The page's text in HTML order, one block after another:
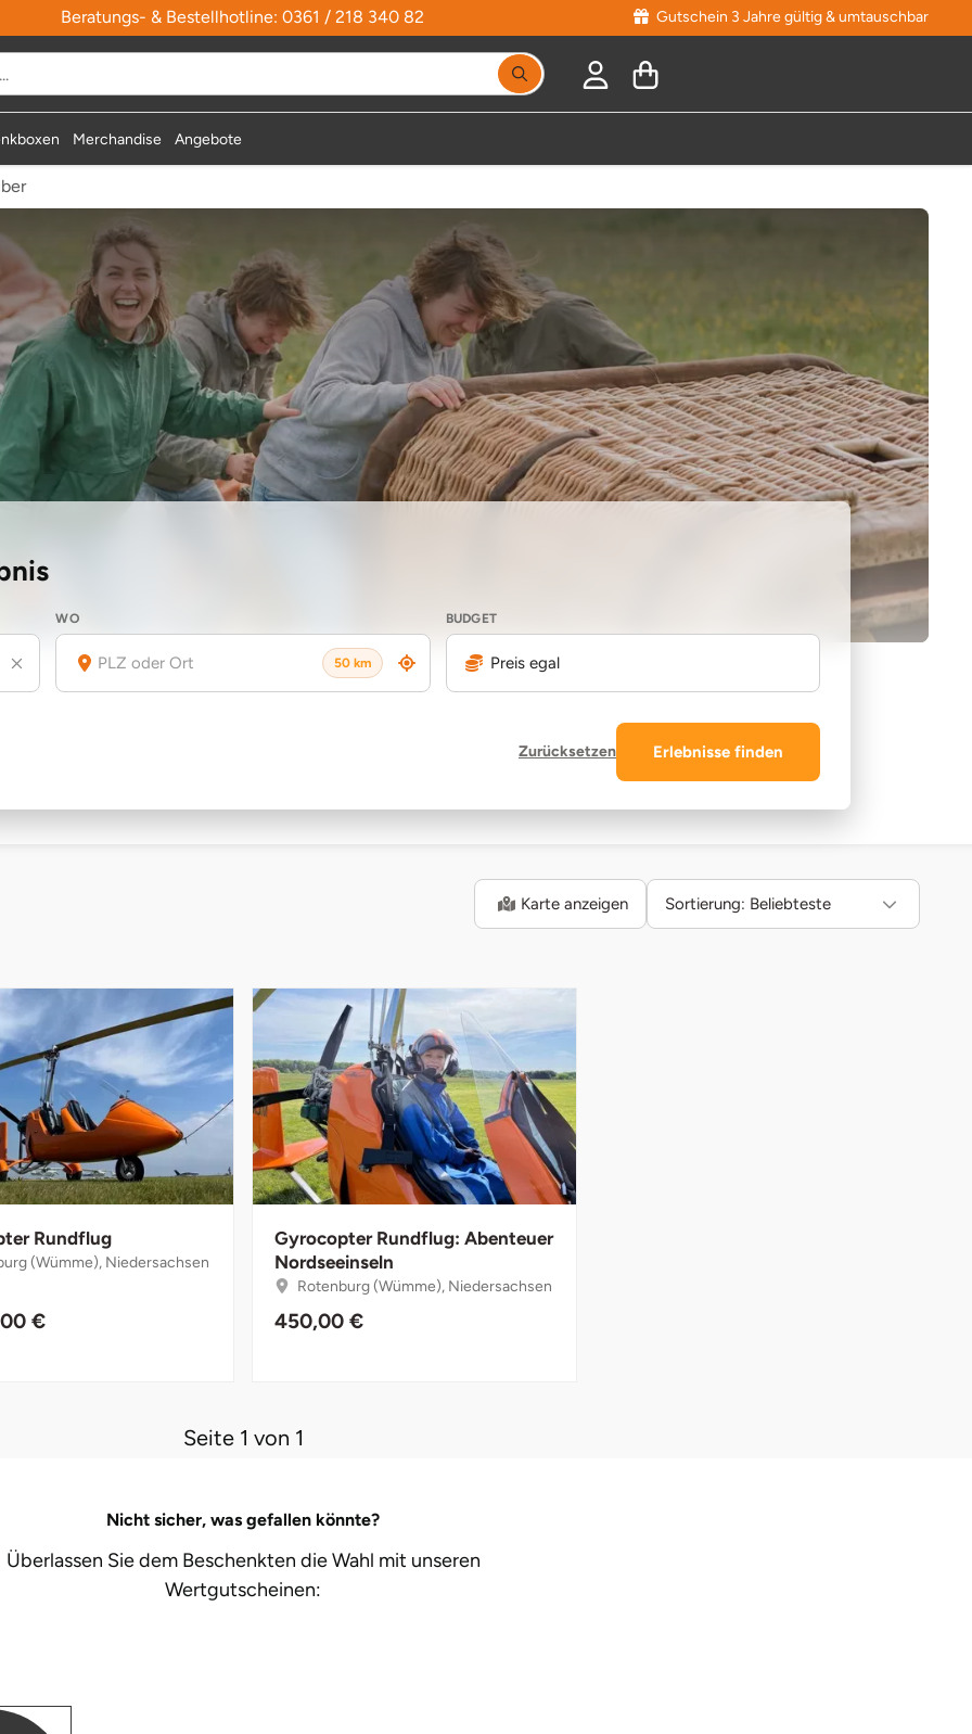
Beratungs- & Bestellhotline: 0361 / 218 340 82 Gutschein 3 Jahre gültig & umtauschbar
Merchandise Angebote
WO
50 km
BUDGET
Preis egal
Zurücksetzen Erlebnisse finden
Karte anzeigen Sortierung: Beliebteste
Rundflug
(Wümme), Niedersachsen
€
Gyrocopter Rundflug: Abenteuer
Nordseeinseln
Rotenburg (Wümme), Niedersachsen
450,00 €
Seite 1 von 1
Nicht sicher, was gefallen könnte?
Überlassen Sie dem Beschenkten die Wahl mit unseren
Wertgutscheinen: